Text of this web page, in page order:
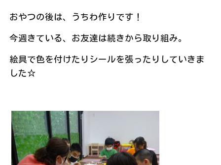
おやつの後は、うちわ作りです！
今週きている、お友達は続きから取り組み。
絵具で色を付けたりシールを張ったりしていきま
した☆